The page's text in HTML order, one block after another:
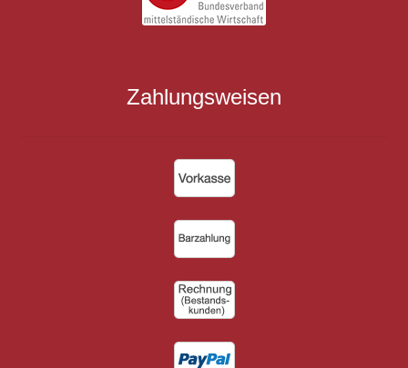
Zahlungsweisen